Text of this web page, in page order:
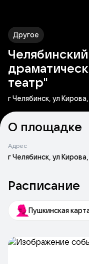
Другое
театр"
г Челябинск, ул Кирова,
О площадке
Адрес
г Челябинск, ул Кирова,
Расписание
Пушкинская